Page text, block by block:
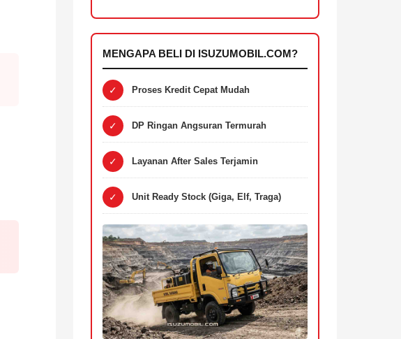
MENGAPA BELI DI ISUZUMOBIL.COM?
✓ Proses Kredit Cepat Mudah
✓ DP Ringan Angsuran Termurah
✓ Layanan After Sales Terjamin
✓ Unit Ready Stock (Giga, Elf, Traga)